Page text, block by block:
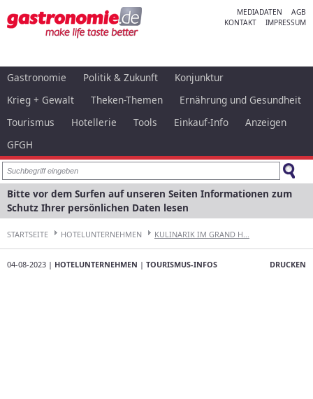
MEDIADATEN
AGB
KONTAKT
IMPRESSUM
Gastronomie Politik & Zukunft
Konjunktur
Krieg + Gewalt
Theken-Themen
Ernährung und Gesundheit
Tourismus
Hotellerie Tools Einkauf-Info
Anzeigen
GFGH
Bitte vor dem Surfen auf unseren Seiten Informationen zum
Schutz Ihrer persönlichen Daten lesen
STARTSEITE HOTELUNTERNEHMEN KULINARIK IM GRAND H...
DRUCKEN
04-08-2023 | HOTELUNTERNEHMEN | TOURISMUS-INFOS